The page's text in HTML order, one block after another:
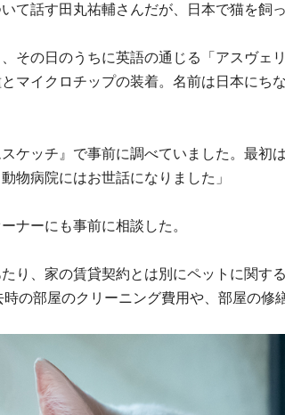
て話す田丸祐輔さんだが、日本で猫を飼
その日のうちに英語の通じる「アスヴェ
マイクロチップの装着。名前は日本にち
スケッチ』で事前に調べていました。最
物病院にはお世話になりました」
ナーにも事前に相談した。
たり、家の賃貸契約とは別にペットに関
の部屋のクリーニング費用や、部屋の修